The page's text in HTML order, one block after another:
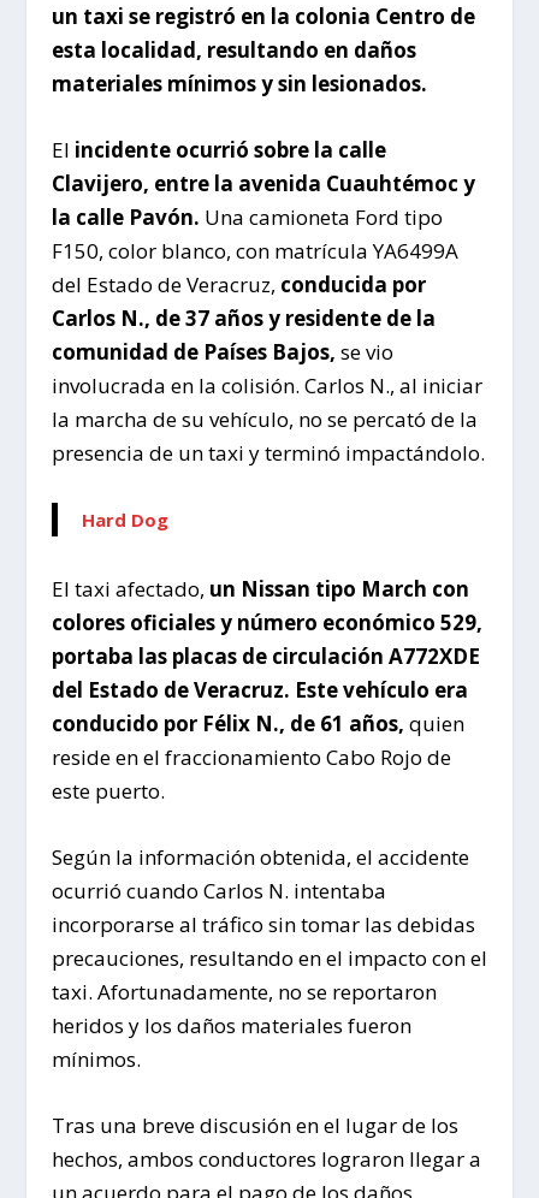
un taxi se registró en la colonia Centro de
esta localidad, resultando en daños
materiales mínimos y sin lesionados.
El incidente ocurrió sobre la calle
Clavijero, entre la avenida Cuauhtémoc y
la calle Pavón. Una camioneta Ford tipo
F150, color blanco, con matrícula YA6499A
del Estado de Veracruz, conducida por
Carlos N., de 37 años y residente de la
comunidad de Países Bajos, se vio
involucrada en la colisión. Carlos N., al iniciar
la marcha de su vehículo, no se percató de la
presencia de un taxi y terminó impactándolo.
Hard Dog
El taxi afectado, un Nissan tipo March con
colores oficiales y número económico 529,
portaba las placas de circulación A772XDE
del Estado de Veracruz. Este vehículo era
conducido por Félix N., de 61 años, quien
reside en el fraccionamiento Cabo Rojo de
este puerto.
Según la información obtenida, el accidente
ocurrió cuando Carlos N. intentaba
incorporarse al tráfico sin tomar las debidas
precauciones, resultando en el impacto con el
taxi. Afortunadamente, no se reportaron
heridos y los daños materiales fueron
mínimos.
Tras una breve discusión en el lugar de los
hechos, ambos conductores lograron llegar a